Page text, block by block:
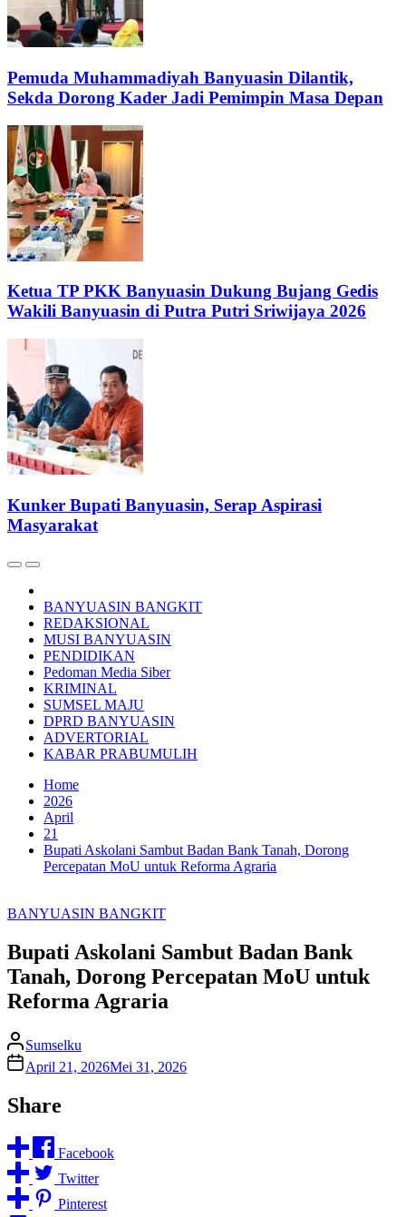
Pemuda Muhammadiyah Banyuasin Dilantik,
Sekda Dorong Kader Jadi Pemimpin Masa Depan
Ketua TP PKK Banyuasin Dukung Bujang Gedis
Wakili Banyuasin di Putra Putri Sriwijaya 2026
Kunker Bupati Banyuasin, Serap Aspirasi
Masyarakat
BANYUASIN BANGKIT
REDAKSIONAL
MUSI BANYUASIN
PENDIDIKAN
Pedoman Media Siber
KRIMINAL
SUMSEL MAJU
DPRD BANYUASIN
ADVERTORIAL
KABAR PRABUMULIH
Home
2026
April
21
Bupati Askolani Sambut Badan Bank Tanah, Dorong
Percepatan MoU untuk Reforma Agraria
BANYUASIN BANGKIT
Bupati Askolani Sambut Badan Bank
Tanah, Dorong Percepatan MoU untuk
Reforma Agraria
Sumselku
April 21, 2026Mei 31, 2026
Share
Facebook
Twitter
Pinterest